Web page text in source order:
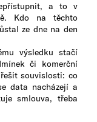
a to v
Kdo na těchto
ze dne na den
výsledku stačí
či komerční
souvislosti: co
data nacházejí a
smlouva, třeba